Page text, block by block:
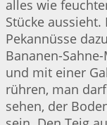
alles wie
Stücke
Pekannüsse
Bananen-
und mit einer
rühren, man
sehen, der